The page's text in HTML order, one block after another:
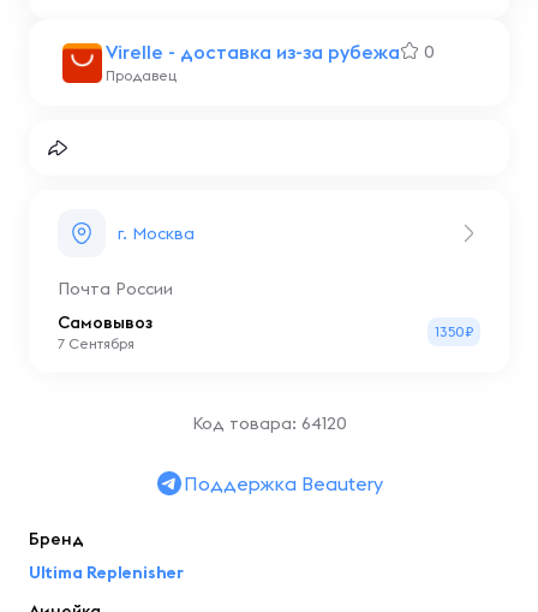
Virelle - доставка из-за рубежа 0
Продавец
г. Москва
Почта России
Самовывоз
7 Сентября
1350₽
Код товара: 64120
Поддержка Beautery
Бренд
Ultima Replenisher